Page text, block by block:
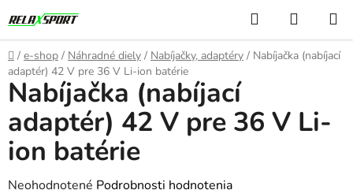
na
obsah
Hľadať
KOŠÍK
Domov
/ e-shop / Náhradné diely / Nabíjačky, adaptéry / Nabíjačka (nabíjací
adaptér) 42 V pre 36 V Li-ion batérie
Nabíjačka (nabíjací
adaptér) 42 V pre 36 V Li-
ion batérie
Priemerné
Neohodnotené Podrobnosti hodnotenia